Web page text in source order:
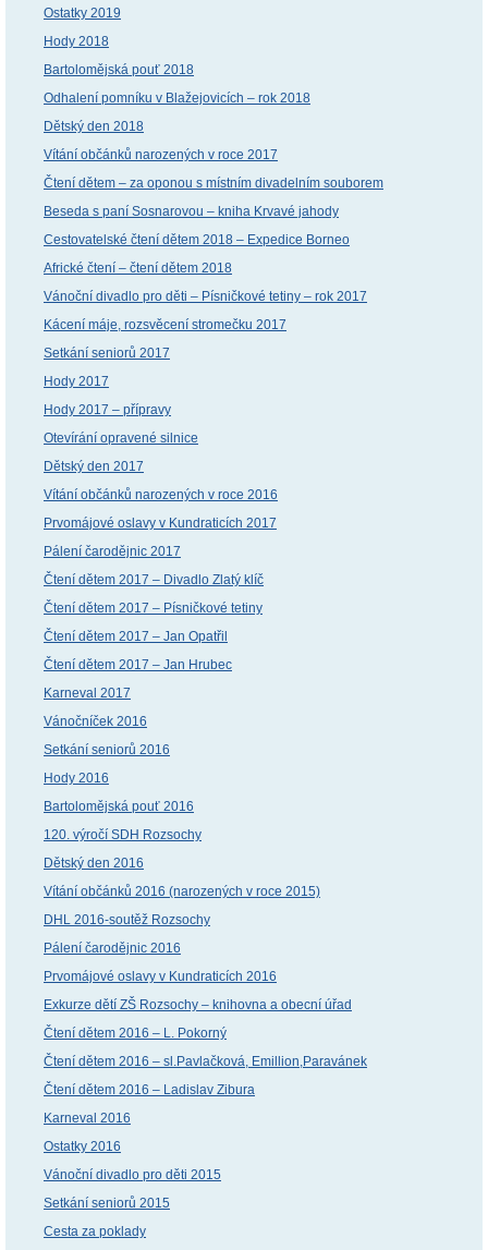
Ostatky 2019
Hody 2018
Bartolomějská pouť 2018
Odhalení pomníku v Blažejovicích – rok 2018
Dětský den 2018
Vítání občánků narozených v roce 2017
Čtení dětem – za oponou s místním divadelním souborem
Beseda s paní Sosnarovou – kniha Krvavé jahody
Cestovatelské čtení dětem 2018 – Expedice Borneo
Africké čtení – čtení dětem 2018
Vánoční divadlo pro děti – Písničkové tetiny – rok 2017
Kácení máje, rozsvěcení stromečku 2017
Setkání seniorů 2017
Hody 2017
Hody 2017 – přípravy
Otevírání opravené silnice
Dětský den 2017
Vítání občánků narozených v roce 2016
Prvomájové oslavy v Kundraticích 2017
Pálení čarodějnic 2017
Čtení dětem 2017 – Divadlo Zlatý klíč
Čtení dětem 2017 – Písničkové tetiny
Čtení dětem 2017 – Jan Opatřil
Čtení dětem 2017 – Jan Hrubec
Karneval 2017
Vánočníček 2016
Setkání seniorů 2016
Hody 2016
Bartolomějská pouť 2016
120. výročí SDH Rozsochy
Dětský den 2016
Vítání občánků 2016 (narozených v roce 2015)
DHL 2016-soutěž Rozsochy
Pálení čarodějnic 2016
Prvomájové oslavy v Kundraticích 2016
Exkurze dětí ZŠ Rozsochy – knihovna a obecní úřad
Čtení dětem 2016 – L. Pokorný
Čtení dětem 2016 – sl.Pavlačková, Emillion,Paravánek
Čtení dětem 2016 – Ladislav Zibura
Karneval 2016
Ostatky 2016
Vánoční divadlo pro děti 2015
Setkání seniorů 2015
Cesta za poklady